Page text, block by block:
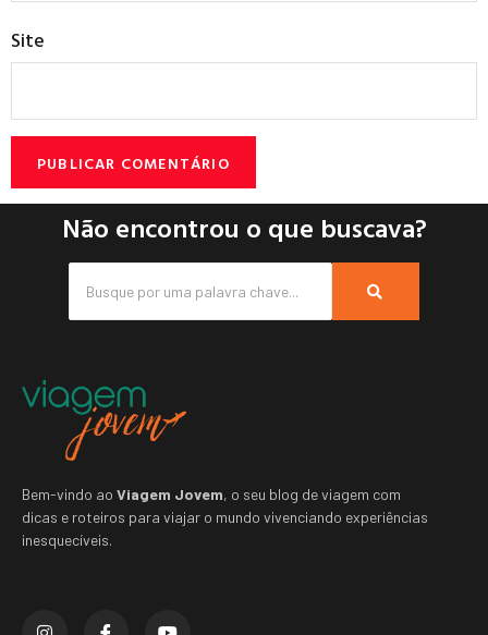
Site
Não encontrou o que buscava?
Bem-vindo ao Viagem Jovem, o seu blog de viagem com
dicas e roteiros para viajar o mundo vivenciando experiências
inesquecíveis.